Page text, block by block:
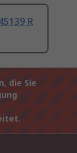
R
die Sie